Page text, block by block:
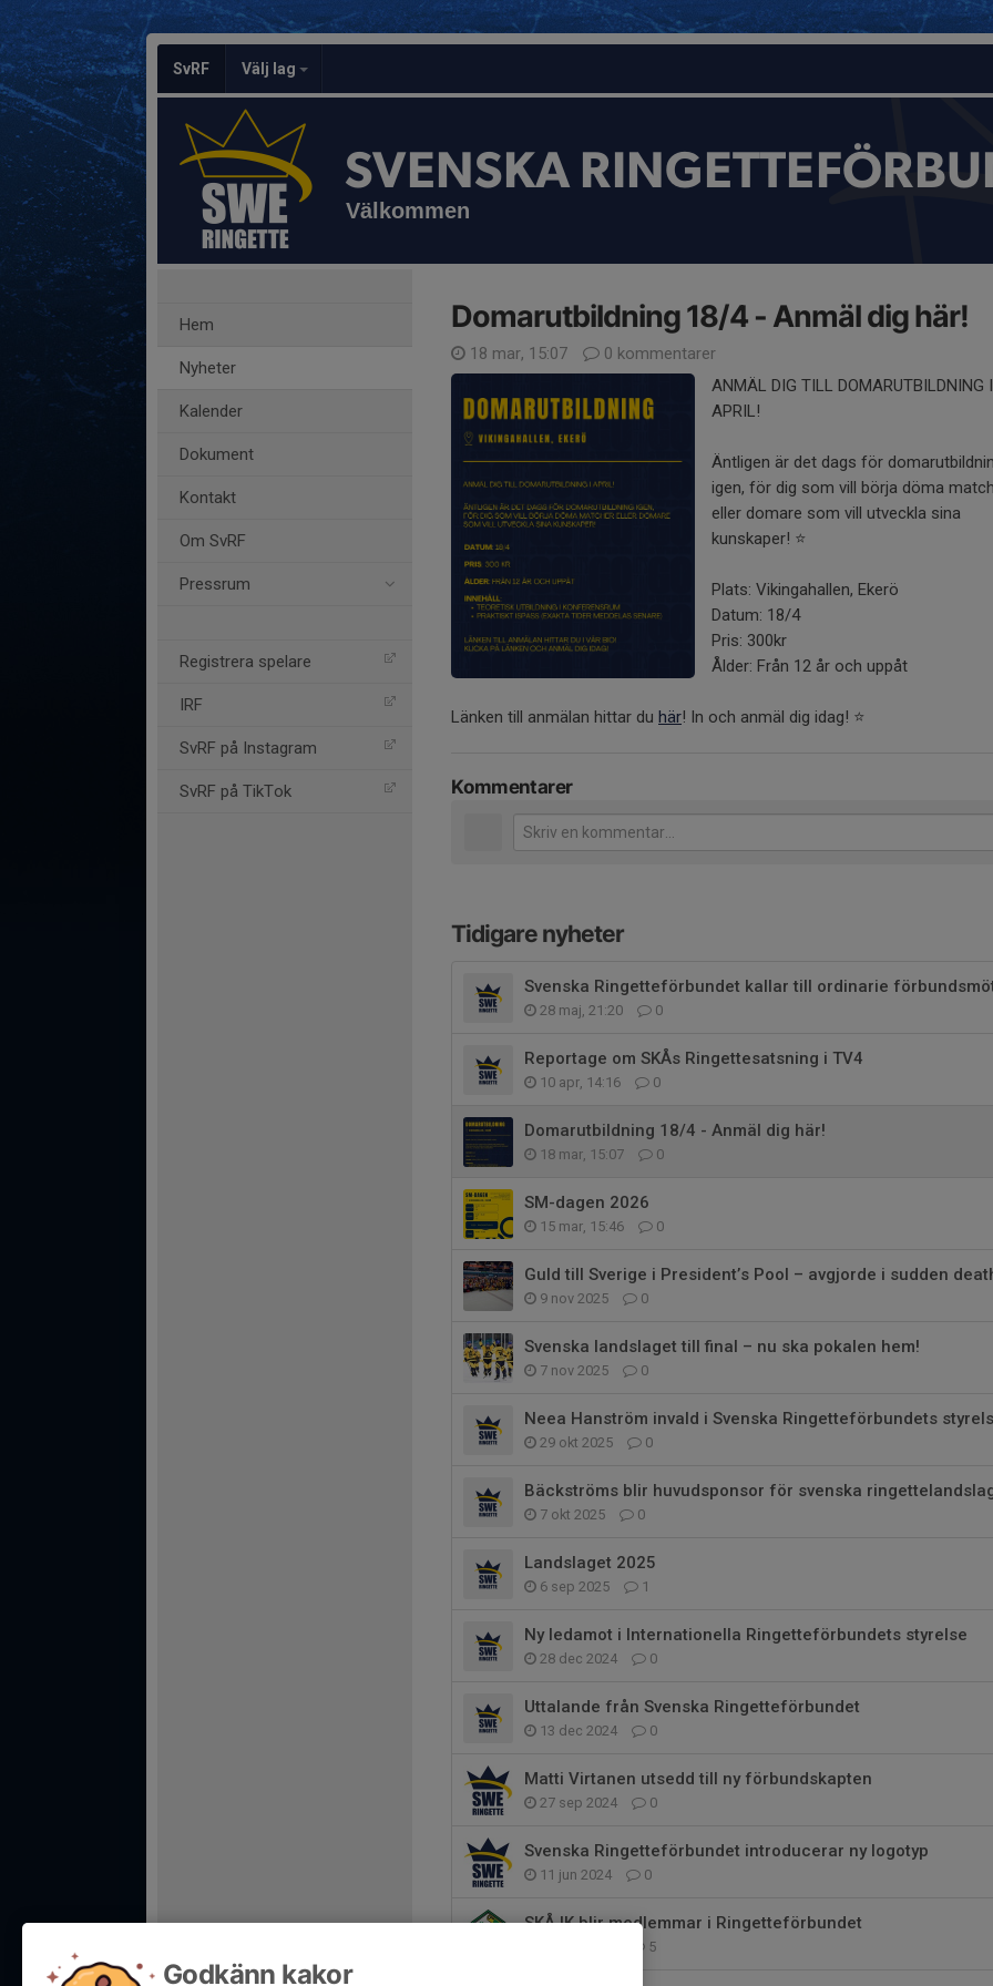
SvRF Välj lag
SVENSKA
Välkommen
Hem
Nyheter
Kalender
Dokument
Kontakt
Om SvRF
Pressrum
Registrera spelare
IRF
SvRF på Instagram
SvRF på TikTok
Domarutbildning 18/4 - Anmäl dig här!
18 mar, 15:07
0 kommentarer
ANMÄL DIG TILL DOMARUTBILDNING I
APRIL!
Äntligen är det dags för
igen, för dig som vill börja döma
eller domare som vill utveckla sina
kunskaper! ⭐️
Plats: Vikingahallen, Ekerö
Datum: 18/4
Pris: 300kr
Ålder: Från 12 år och uppåt
Länken till anmälan hittar du här! In och anmäl dig idag! ⭐️
Kommentarer
Tidigare nyheter
Svenska Ringetteförbundet kallar till ordinarie
28 maj, 21:20 0
Reportage om SKÅs Ringettesatsning i TV4
10 apr, 14:16 0
Domarutbildning 18/4 - Anmäl dig här!
18 mar, 15:07 0
SM-dagen 2026
15 mar, 15:46 0
Guld till Sverige i President’s Pool – avgjorde i sudden
9 nov 2025 0
Svenska landslaget till final – nu ska pokalen hem!
7 nov 2025 0
Neea Hanström invald i Svenska Ringetteförbundets
29 okt 2025 0
Bäckströms blir huvudsponsor för svenska
7 okt 2025 0
Landslaget 2025
6 sep 2025 1
Ny ledamot i Internationella Ringetteförbundets styrelse
28 dec 2024 0
Uttalande från Svenska Ringetteförbundet
13 dec 2024 0
Matti Virtanen utsedd till ny förbundskapten
27 sep 2024 0
Svenska Ringetteförbundet introducerar ny logotyp
11 jun 2024 0
SKÅ IK blir medlemmar i Ringetteförbundet
5
Godkänn kakor